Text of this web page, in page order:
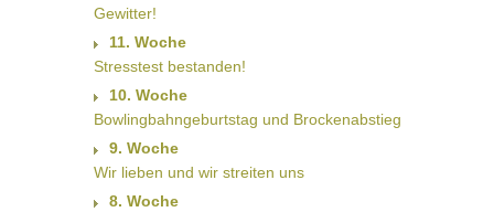
Gewitter!
11. Woche
Stresstest bestanden!
10. Woche
Bowlingbahngeburtstag und Brockenabstieg
9. Woche
Wir lieben und wir streiten uns
8. Woche